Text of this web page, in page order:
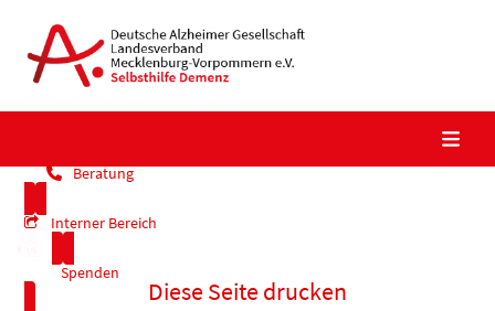
content
Beratung
Interner Bereich
Spenden
Diese Seite drucken